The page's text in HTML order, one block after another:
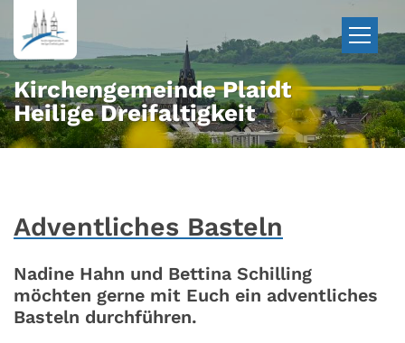
Zum Inhalt springen
Kirchengemeinde Plaidt
Heilige Dreifaltigkeit
Adventliches Basteln
Nadine Hahn und Bettina Schilling
möchten gerne mit Euch ein adventliches
Basteln durchführen.